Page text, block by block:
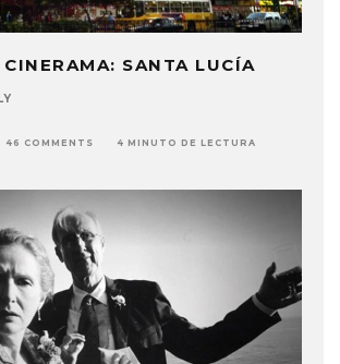
SANTA LUCÍA
46 COMMENTS 4 MINUTO DE LECTURA